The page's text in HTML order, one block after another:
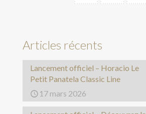
Articles récents
Lancement officiel – Horacio Le
Petit Panatela Classic Line
17 mars 2026